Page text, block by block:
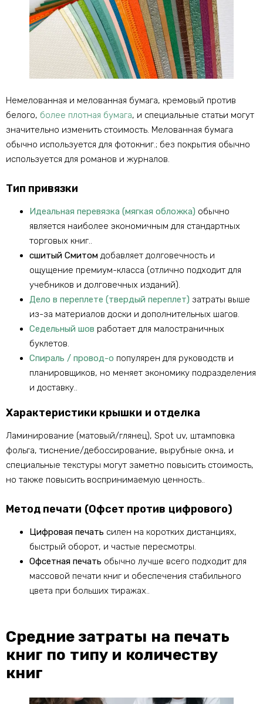
Немелованная и мелованная бумага, кремовый против
белого, более плотная бумага, и специальные статьи могут
значительно изменить стоимость. Мелованная бумага
обычно используется для фотокниг.; без покрытия обычно
используется для романов и журналов.
Тип привязки
Идеальная перевязка (мягкая обложка) обычно
является наиболее экономичным для стандартных
торговых книг..
сшитый Смитом добавляет долговечность и
ощущение премиум-класса (отлично подходит для
учебников и долговечных изданий).
Дело в переплете (твердый переплет) затраты выше
из-за материалов доски и дополнительных шагов.
Седельный шов работает для малостраничных
буклетов.
Спираль / провод-о популярен для руководств и
планировщиков, но меняет экономику подразделения
и доставку..
Характеристики крышки и отделка
Ламинирование (матовый/глянец), Spot uv, штамповка
фольга, тиснение/дебоссирование, вырубные окна, и
специальные текстуры могут заметно повысить стоимость,
но также повысить воспринимаемую ценность..
Метод печати (Офсет против цифрового)
Цифровая печать силен на коротких дистанциях,
быстрый оборот, и частые пересмотры.
Офсетная печать обычно лучше всего подходит для
массовой печати книг и обеспечения стабильного
цвета при больших тиражах..
Средние затраты на печать
книг по типу и количеству
книг